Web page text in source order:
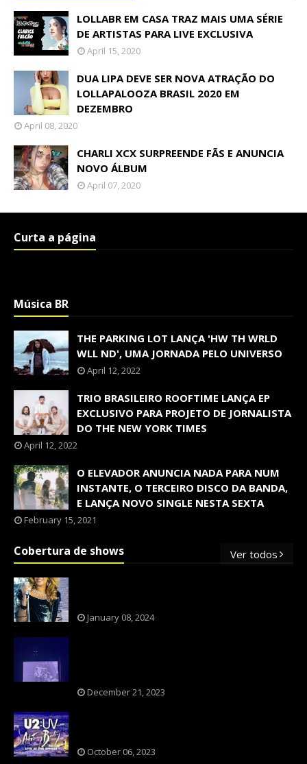
LOLLABR EM CASA TRAZ MAIS UMA SÉRIE
DE ARTISTAS PARA LIVE EXCLUSIVA
April 15, 2020
DUA LIPA DEVE SER NOVA ATRAÇÃO DO
LOLLAPALOOZA BRASIL 2020 EM
DEZEMBRO
April 08, 2020
CHARLI XCX SURPREENDE FÃS E ANUNCIA
NOVO ÁLBUM
April 07, 2020
Curta a página
Música BR
THE PARKING LOT LANÇA 'HW TH WRLD
WLL ND', UMA JORNADA PELO UNIVERSO
April 12, 2022
TRIO BRASILEIRO ROOFTIME LANÇA EP
EXCLUSIVO PARA PROJETO DE JORNALISTA
DO THE NEW YORK TIMES
April 12, 2022
O ELEVADOR ANUNCIA NADA PARA NUM
INSTANTE, O TERCEIRO DISCO DA BANDA,
E LANÇA NOVO SINGLE NESTA SEXTA
February 15, 2021
Cobertura de shows Ver todos
January 08, 2024
December 21, 2023
October 06, 2023